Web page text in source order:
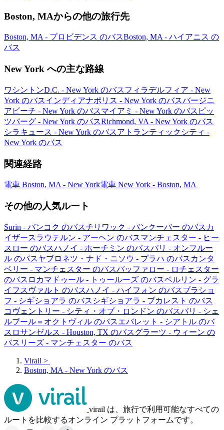
Boston, MAからの他の旅行先
Boston, MA - プロビデンス のバスBoston, MA - ハイアニス の
バス
New York への主な路線
ワシントンD.C. - New York のバスフィラデルフィア - New
York のバスインディアナポリス - New York のバスバージニ
アビーチ - New York のバスマイアミ - New York のバス ピッ
ツバーグ - New York のバスRichmond, VA - New York のバス
シラキュース - New York のバスアトランティックシティ -
New York のバス
関連経路
電車 Boston, MA - New York電車 New York - Boston, MA
その他の人気ルート
Surin - バンコク のバスチリワック - バンクーバー のバス カ
イザースラウテルン - アーヘン のバスマンチェスター - ヒー
スロー のバスハノイ - ホーチミン のバスパリ - オンフルー
ル のバスヤブロネツ・ナド・ニソウ - プラハ のバス カンタ
ベリー - マンチェスター のバスバッファロー - ロチェスター
のバス ロカマドゥール - トゥールーズ のバスベルリン - グラ
イフスヴァルト のバスハノイ - ハイフォン のバスブラショ
フ - シギショアラ のバス シギショアラ - ブカレスト のバス
コヴェントリー - シティ・オブ・ロンドン のバスパリ - シェ
ルブール＝オクトヴィル のバスエバレット - シアトル のバ
ス ロサンゼルス - Houston, TX のバスグラーツ - ウィーン の
バス リーズ - マンチェスター のバス
Virail >
Boston, MA - New York のバス
virail は、旅行で利用可能なすべての
ルートを比較するオンライン プラットフォームです。